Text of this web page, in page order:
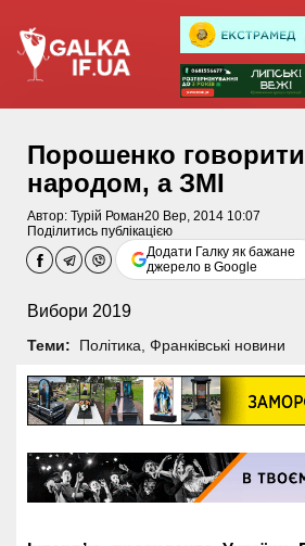
Порошенко
народом, а ЗМІ
Автор: Турій Роман20 Вер, 2014 10:07
Поділитись публікацією
Додати Галку як бажане
джерело в Google
Вибори 2019
Теми: Політика Франківські новини